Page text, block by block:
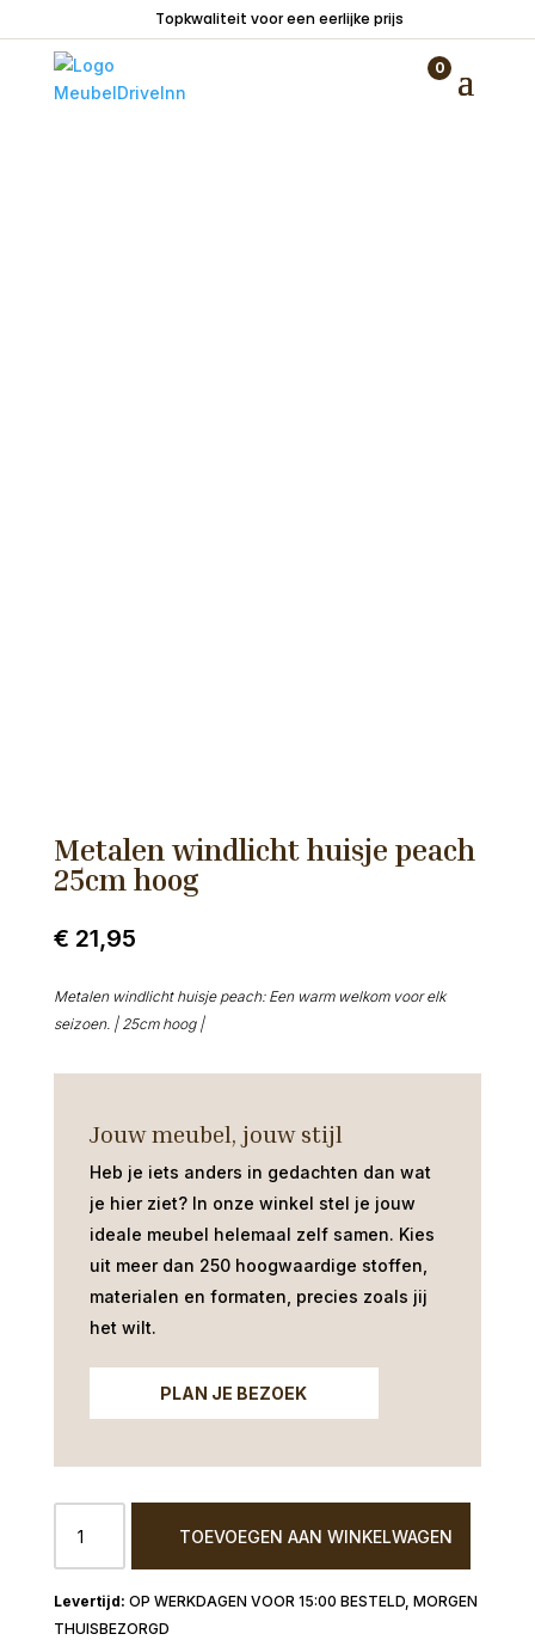
Topkwaliteit voor een eerlijke prijs
0
Woondecoraties/Sfeerartikelen
Metalen windlicht huisje peach 25cm hoog
Metalen windlicht huisje peach
25cm hoog
€ 21,95
Metalen windlicht huisje peach: Een warm welkom voor elk
seizoen. | 25cm hoog |
Jouw meubel, jouw stijl
Heb je iets anders in gedachten dan wat
je hier ziet? In onze winkel stel je jouw
ideale meubel helemaal zelf samen. Kies
uit meer dan 250 hoogwaardige stoffen,
materialen en formaten, precies zoals jij
het wilt.
PLAN JE BEZOEK
windlicht
huisje
peach
25cm
TOEVOEGEN AAN WINKELWAGEN
OP WERKDAGEN VOOR 15:00 BESTELD, MORGEN
THUISBEZORGD